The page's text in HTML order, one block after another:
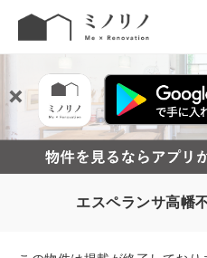
エスペランサ高幡